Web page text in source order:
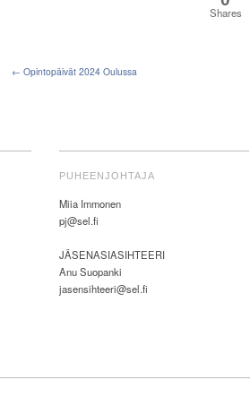
Shares
← Opintopäivät 2024 Oulussa
PUHEENJOHTAJA
Miia Immonen
pj@sel.fi
JÄSENASIASIHTEERI
Anu Suopanki
jasensihteeri@sel.fi